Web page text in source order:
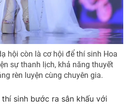
hội còn là cơ hội để thí sinh Hoa
sự thanh lịch, khả năng thuyết
rèn luyện cùng chuyên gia.
sinh bước ra sân khấu với